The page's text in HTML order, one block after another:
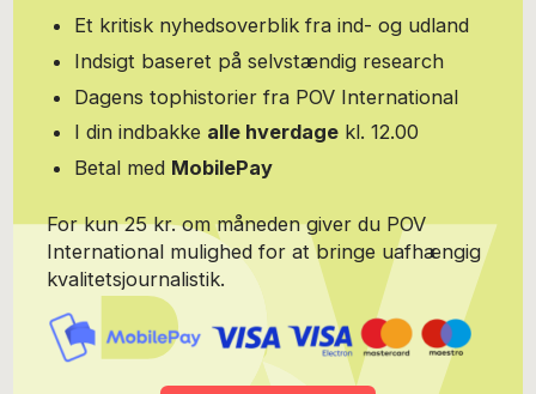
Et kritisk nyhedsoverblik fra ind- og udland
Indsigt baseret på selvstændig research
Dagens tophistorier fra POV International
I din indbakke alle hverdage kl. 12.00
Betal med MobilePay
For kun 25 kr. om måneden giver du POV
International mulighed for at bringe uafhængig
kvalitetsjournalistik.